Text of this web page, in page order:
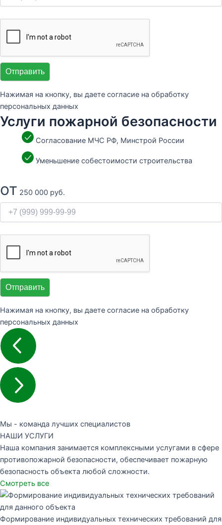
Отправить
Нажимая на кнопку, вы даете согласие на обработку
персональных данных
Услуги пожарной безопасности
Согласование МЧС РФ, Минстрой России
Уменьшение собестоимости строительства
от 250 000 руб.
Отправить
Нажимая на кнопку, вы даете согласие на обработку
персональных данных
Мы - команда лучших специалистов
НАШИ УСЛУГИ
Наша компания занимается комплексными услугами в сфере
противопожарной безопасности, обеспечивает пожарную
безопасность объекта любой сложности.
Смотреть все
Формирование индивидуальных технических требований для